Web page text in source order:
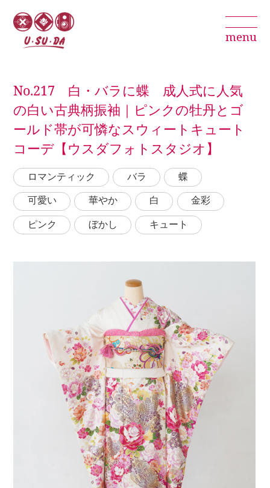
menu
No.217 白・バラに蝶 成人式に人気
の白い古典柄振袖｜ピンクの牡丹とゴ
ールド帯が可憐なスウィートキュート
コーデ【ウスダフォトスタジオ】
ロマンティック バラ
蝶
可愛い
華やか 白
金彩
ピンク
ぼかし キュート